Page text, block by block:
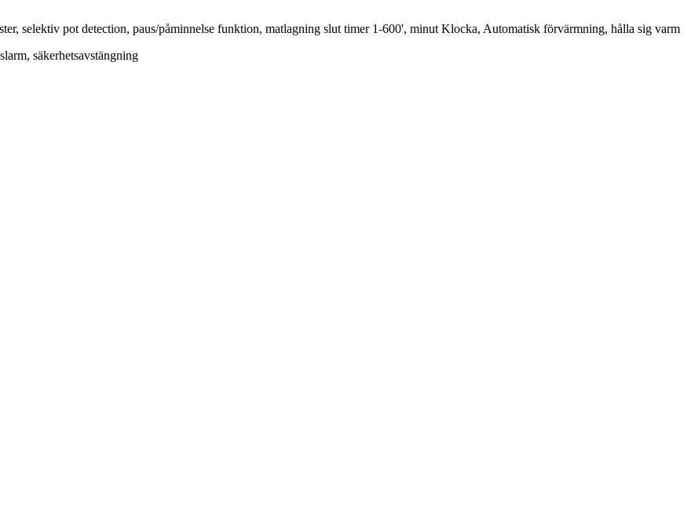
selektiv pot detection, paus/påminnelse funktion, matlagning slut timer 1-600', minut Klocka, Automatisk förvärmning, hålla sig varm
säkerhetsavstängning